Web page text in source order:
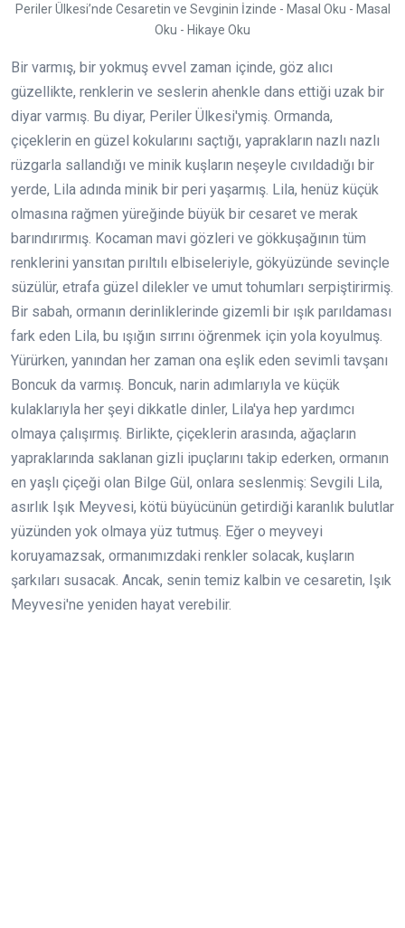
Periler Ülkesi’nde Cesaretin ve Sevginin İzinde - Masal Oku - Masal
Oku - Hikaye Oku
Bir varmış, bir yokmuş evvel zaman içinde, göz alıcı
güzellikte, renklerin ve seslerin ahenkle dans ettiği uzak bir
diyar varmış. Bu diyar, Periler Ülkesi'ymiş. Ormanda,
çiçeklerin en güzel kokularını saçtığı, yaprakların nazlı nazlı
rüzgarla sallandığı ve minik kuşların neşeyle cıvıldadığı bir
yerde, Lila adında minik bir peri yaşarmış. Lila, henüz küçük
olmasına rağmen yüreğinde büyük bir cesaret ve merak
barındırırmış. Kocaman mavi gözleri ve gökkuşağının tüm
renklerini yansıtan pırıltılı elbiseleriyle, gökyüzünde sevinçle
süzülür, etrafa güzel dilekler ve umut tohumları serpiştirirmiş.
Bir sabah, ormanın derinliklerinde gizemli bir ışık parıldaması
fark eden Lila, bu ışığın sırrını öğrenmek için yola koyulmuş.
Yürürken, yanından her zaman ona eşlik eden sevimli tavşanı
Boncuk da varmış. Boncuk, narin adımlarıyla ve küçük
kulaklarıyla her şeyi dikkatle dinler, Lila'ya hep yardımcı
olmaya çalışırmış. Birlikte, çiçeklerin arasında, ağaçların
yapraklarında saklanan gizli ipuçlarını takip ederken, ormanın
en yaşlı çiçeği olan Bilge Gül, onlara seslenmiş: Sevgili Lila,
asırlık Işık Meyvesi, kötü büyücünün getirdiği karanlık bulutlar
yüzünden yok olmaya yüz tutmuş. Eğer o meyveyi
koruyamazsak, ormanımızdaki renkler solacak, kuşların
şarkıları susacak. Ancak, senin temiz kalbin ve cesaretin, Işık
Meyvesi'ne yeniden hayat verebilir.